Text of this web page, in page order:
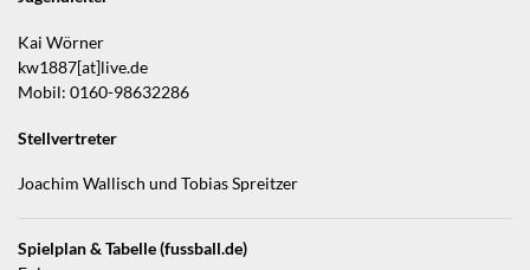
Kai Wörner
kw1887[at]live.de
Mobil: 0160-98632286
Stellvertreter
Joachim Wallisch und Tobias Spreitzer
Spielplan & Tabelle (fussball.de)